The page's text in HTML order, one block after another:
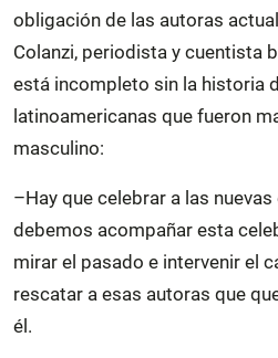
obligación de las autoras
Colanzi, periodista y cuentista
está incompleto sin la historia
latinoamericanas que fueron
masculino:
–Hay que celebrar a las
debemos acompañar esta
mirar el pasado e intervenir el
rescatar a esas autoras que
él.